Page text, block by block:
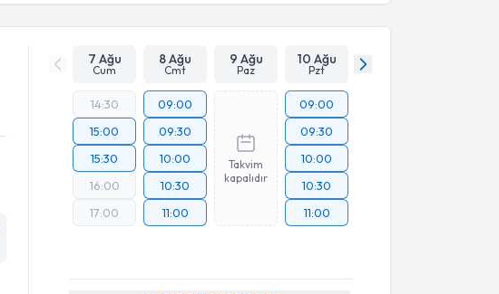
7 Ağu
Cum
8 Ağu
Cmt
9 Ağu
Paz
10 Ağu
Pzt
14:30
15:00
15:30
16:00
17:00
09:00
09:30
10:00
10:30
11:00
Takvim
kapalıdır
09:00
09:30
10:00
10:30
11:00